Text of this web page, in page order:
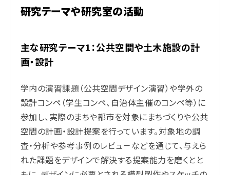
研究テーマや研究室の活動
主な研究テーマ1：公共空間や土木施設の計
画・設計
学内の演習課題（公共空間デザイン演習）や学外の
設計コンペ（学生コンペ、自治体主催のコンペ等）に
参加し、実際のまちや都市を対象にまちづくりや公共
空間の計画・設計提案を行っています。対象地の調
査・分析や参考事例のレビュ－などを通じて、与えら
れた課題をデザインで解決する提案能力を磨くとと